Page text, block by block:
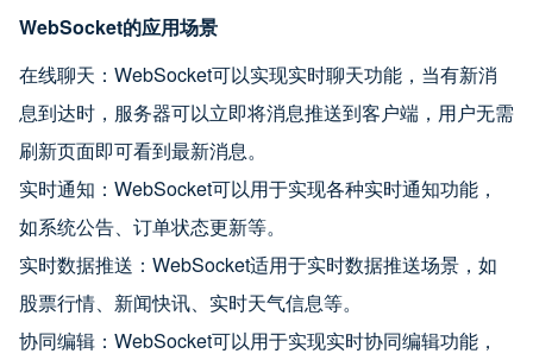
WebSocket的应用场景
在线聊天：WebSocket可以实现实时聊天功能，当有新消
息到达时，服务器可以立即将消息推送到客户端，用户无需
刷新页面即可看到最新消息。
实时通知：WebSocket可以用于实现各种实时通知功能，
如系统公告、订单状态更新等。
实时数据推送：WebSocket适用于实时数据推送场景，如
股票行情、新闻快讯、实时天气信息等。
协同编辑：WebSocket可以用于实现实时协同编辑功能，